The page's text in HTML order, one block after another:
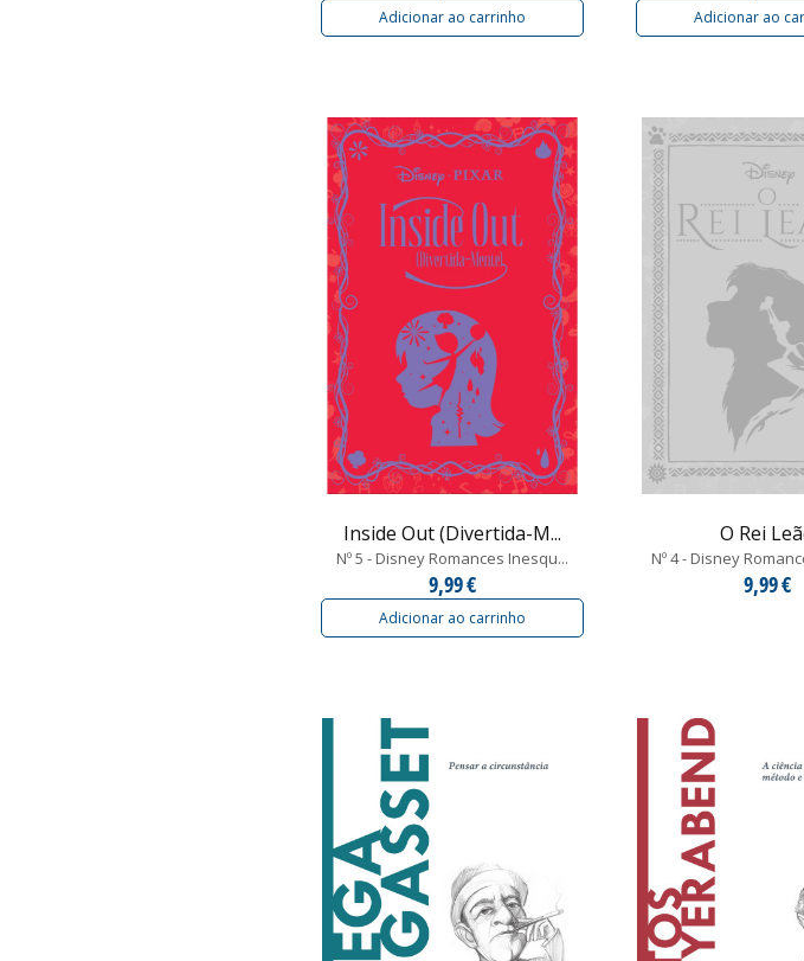
Adicionar ao carrinho Adicionar ao
Inside Out (Divertida-M...
Nº 5 - Disney Romances Inesqu...
9,99 €
Adicionar ao carrinho
O Rei
Nº 4 - Disney
9,99 €